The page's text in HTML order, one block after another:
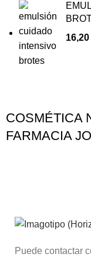
16,20
COSMÉTICA
FARMACIA
Puede contactar